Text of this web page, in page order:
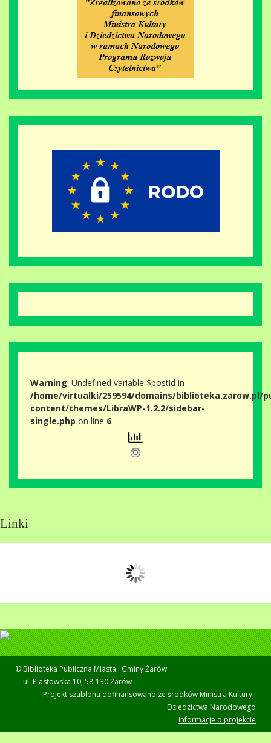
Warning: Undefined variable $postid in
/home/virtualki/259594/domains/biblioteka.zarow.pl/
content/themes/LibraWP-1.2.2/sidebar-
single.php on line 6
Linki
© Biblioteka Publiczna Miasta i Gminy Żarów
ul. Piastowska 10, 58-130 Żarów
Projekt szablonu dofinansowano ze środków Ministra Kultury i
Dziedzictwa Narodowego
Informacje o projekcie